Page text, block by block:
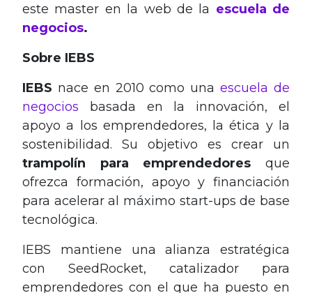
este master en la web de la escuela de
negocios.
Sobre IEBS
IEBS nace en 2010 como unaescuela de
negocios basada en la innovación, el
apoyo a los emprendedores, la ética y la
sostenibilidad. Su objetivo es crear un
trampolín para emprendedores que
ofrezca formación, apoyo y financiación
para acelerar al máximo start-ups de base
tecnológica.
IEBS mantiene una alianza estratégica
con SeedRocket, catalizador para
emprendedores con el que ha puesto en